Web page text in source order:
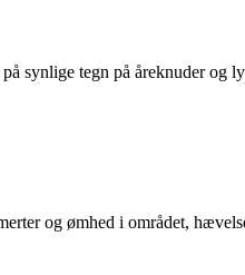
synlige tegn på åreknuder og
og ømhed i området,